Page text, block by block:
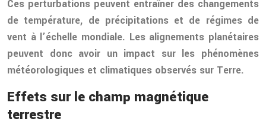
Ces perturbations peuvent entraîner des changements
de température, de précipitations et de régimes de
vent à l’échelle mondiale. Les alignements planétaires
peuvent donc avoir un impact sur les phénomènes
météorologiques et climatiques observés sur Terre.
Effets sur le champ magnétique
terrestre